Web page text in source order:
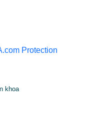
khoa